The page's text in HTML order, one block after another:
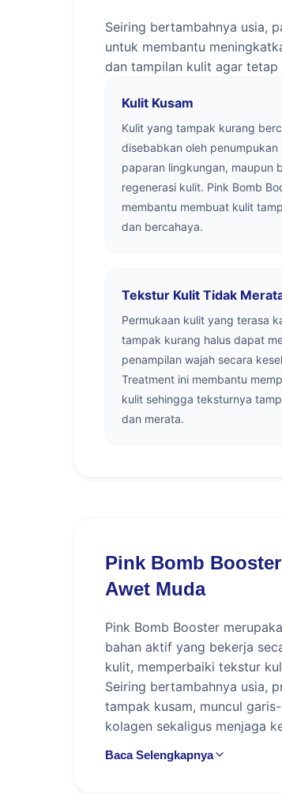
Seiring bertambahnya usia,
untuk membantu
dan tampilan kulit agar tetap
Kulit Kusam
Kulit yang tampak kurang
disebabkan oleh penumpukan
paparan lingkungan, maupun
regenerasi kulit. Pink Bomb
membantu membuat kulit
dan bercahaya.
Tekstur Kulit Tidak
Permukaan kulit yang terasa
tampak kurang halus dapat
penampilan wajah secara
Treatment ini membantu
kulit sehingga teksturnya
dan merata.
Pink Bomb
Awet Muda
Pink Bomb Booster
bahan aktif yang bekerja
kulit, memperbaiki tekstur
Seiring bertambahnya usia,
tampak kusam, muncul
kolagen sekaligus menjaga
kulit, tingkat hidrasi,
Baca Selengkapnya